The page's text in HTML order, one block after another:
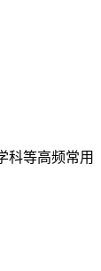
科等高频常用